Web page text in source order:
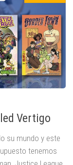
Vertigo
su mundo y este
tenemos